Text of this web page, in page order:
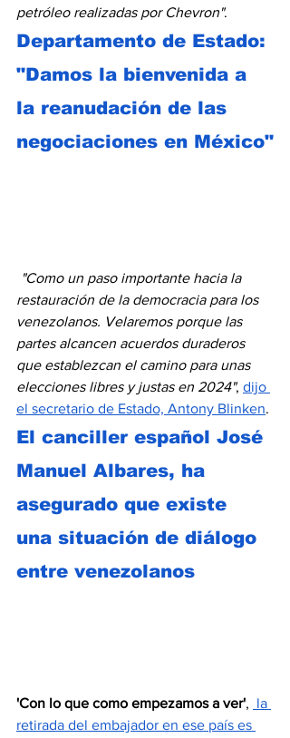
petróleo realizadas por Chevron".
Departamento de Estado:
"Damos la bienvenida a
la reanudación de las
negociaciones en México"
"Como un paso importante hacia la
restauración de la democracia para los
venezolanos. Velaremos porque las
partes alcancen acuerdos duraderos
que establezcan el camino para unas
elecciones libres y justas en 2024", dijo
el secretario de Estado, Antony Blinken.
El canciller español José
Manuel Albares, ha
asegurado que existe
una situación de diálogo
entre venezolanos
'Con lo que como empezamos a ver', la
retirada del embajador en ese país es